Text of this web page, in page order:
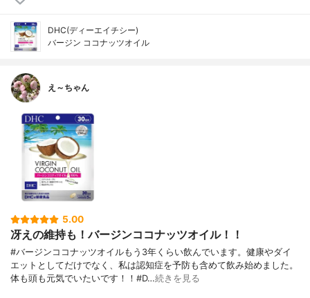
DHC(ディーエイチシー)
バージン ココナッツオイル
え～ちゃん
5.00
冴えの維持も！バージンココナッツオイル！！
#バージンココナッツオイルもう3年くらい飲んでいます。健康やダイ
エットとしてだけでなく、私は認知症を予防も含めて飲み始めました。
体も頭も元気でいたいです！！#D…続きを見る